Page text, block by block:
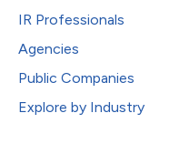
IR Professionals
Agencies
Public Companies
Explore by Industry